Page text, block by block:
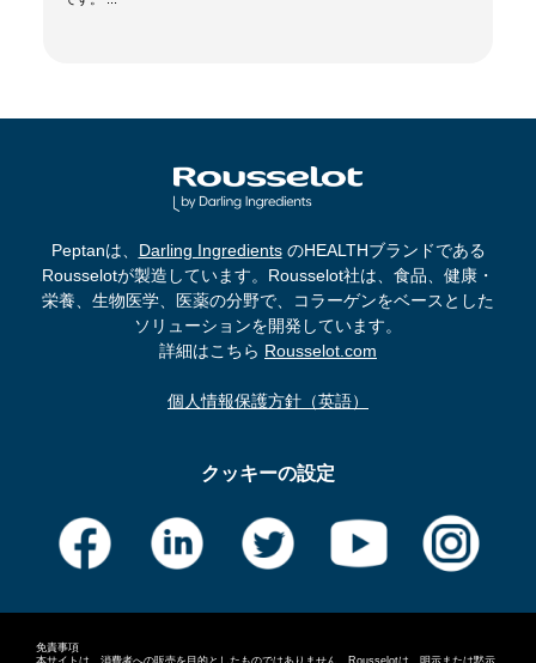
Peptanは、 Darling IngredientsのHEALTHブランドである
Rousselotが製造しています。Rousselot社は、食品、健康・
栄養、生物医学、医薬の分野で、コラーゲンをベースとした
ソリューションを開発しています。
詳細はこちら Rousselot.com
個人情報保護方針（英語）
クッキーの設定
免責事項